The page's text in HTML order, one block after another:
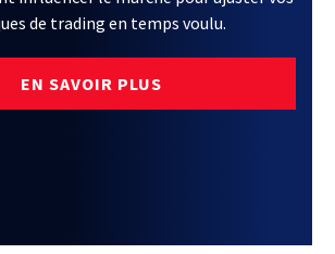
de trading en temps voulu.
EN SAVOIR PLUS